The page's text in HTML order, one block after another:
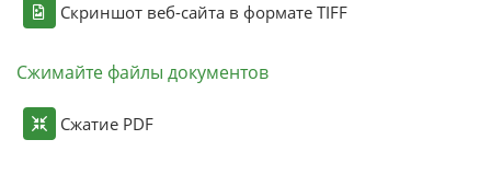
Скриншот веб-сайта в формате TIFF
Сжимайте файлы документов
Сжатие PDF